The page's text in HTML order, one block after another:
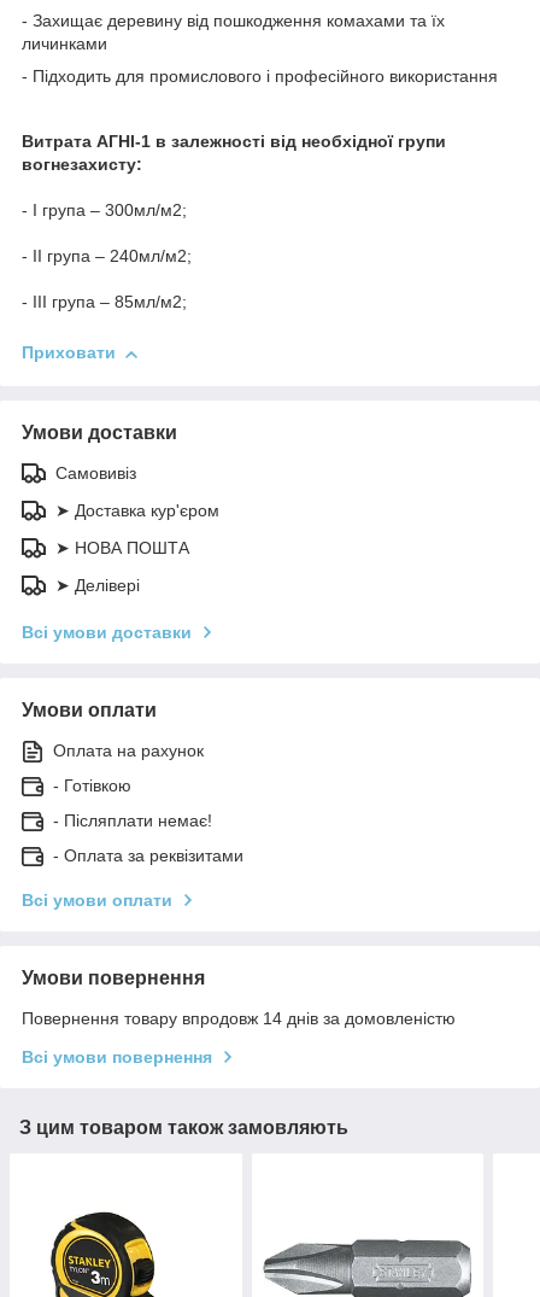
- Захищає деревину від пошкодження комахами та їх
личинками
- Підходить для промислового і професійного використання
Витрата АГНІ-1 в залежності від необхідної групи
вогнезахисту:
- I група – 300мл/м2;
- II група – 240мл/м2;
- III група – 85мл/м2;
Приховати
Умови доставки
Самовивіз
➤ Доставка кур'єром
➤ НОВА ПОШТА
➤ Делівері
Всі умови доставки
Умови оплати
Оплата на рахунок
- Готівкою
- Післяплати немає!
- Оплата за реквізитами
Всі умови оплати
Умови повернення
Повернення товару впродовж 14 днів за домовленістю
Всі умови повернення
З цим товаром також замовляють